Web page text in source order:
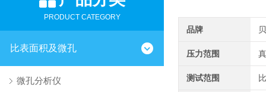
PRODUCT CATEGORY
比表面积及微孔
微孔分析仪
品牌
压力范围
测试范围